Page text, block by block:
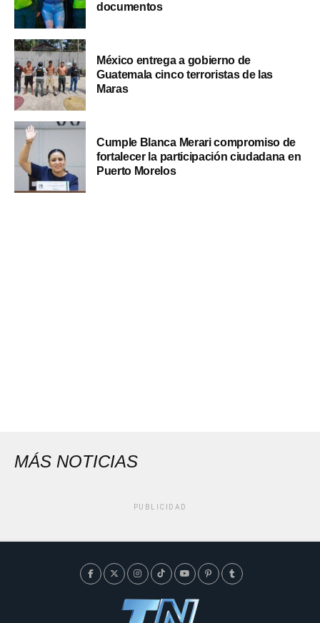
documentos
México entrega a gobierno de
Guatemala cinco terroristas de las
Maras
Cumple Blanca Merari compromiso de
fortalecer la participación ciudadana en
Puerto Morelos
MÁS NOTICIAS
PUBLICIDAD